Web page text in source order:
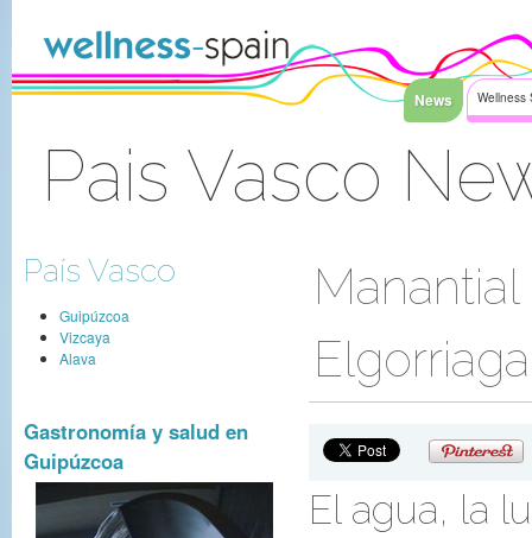
News Wellness
Pais Vasco
País Vasco
Guipúzcoa
Vizcaya
Alava
Gastronomía y salud en
Guipúzcoa
Elgorriaga
El agua, la